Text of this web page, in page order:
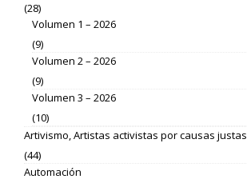
(28)
Volumen 1 – 2026
(9)
Volumen 2 – 2026
(9)
Volumen 3 – 2026
(10)
Artivismo, Artistas activistas por causas justas
(44)
Automación